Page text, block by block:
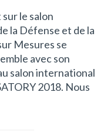
le salon
la Défense et de la
Mesures se
avec son
salon international
2018. Nous